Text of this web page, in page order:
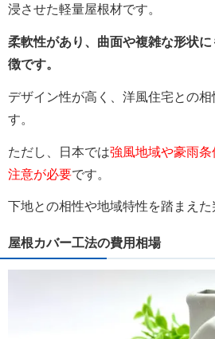
浸させた軽量屋根材です。
柔軟性があり、曲面や複雑な形状
徴です。
デザイン性が高く、洋風住宅との
す。
ただし、日本では強風地域や豪雨
注意が必要です。
下地との相性や地域特性を踏まえた
屋根カバー工法の費用相場